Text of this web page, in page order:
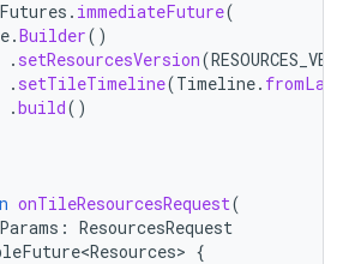
Futures . immediateFuture(
.Builder()
. setResourcesVersion(
. setTileTimeline(Timeline.
.build()
onTileResourcesRequest(
: ResourcesRequest
{